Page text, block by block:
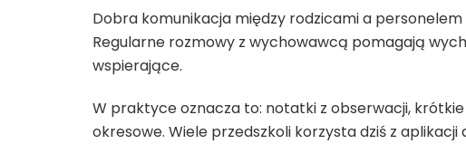
Dobra komunikacja między rodzicami a
Regularne rozmowy z wychowawcą pomagają
wspierające.
W praktyce oznacza to: notatki z obserwacji,
okresowe. Wiele przedszkoli korzysta dziś z